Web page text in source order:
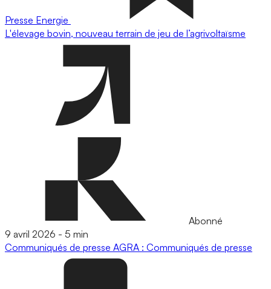
Presse Energie
L'élevage bovin, nouveau terrain de jeu de l’agrivoltaïsme
Abonné
9 avril 2026 - 5 min
Communiqués de presse AGRA : Communiqués de presse